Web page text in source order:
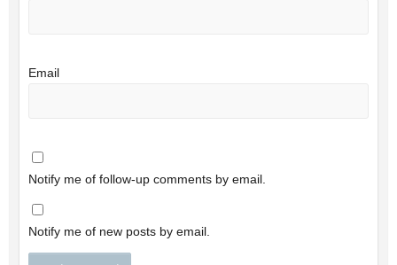
Email
Notify me of follow-up comments by email.
Notify me of new posts by email.